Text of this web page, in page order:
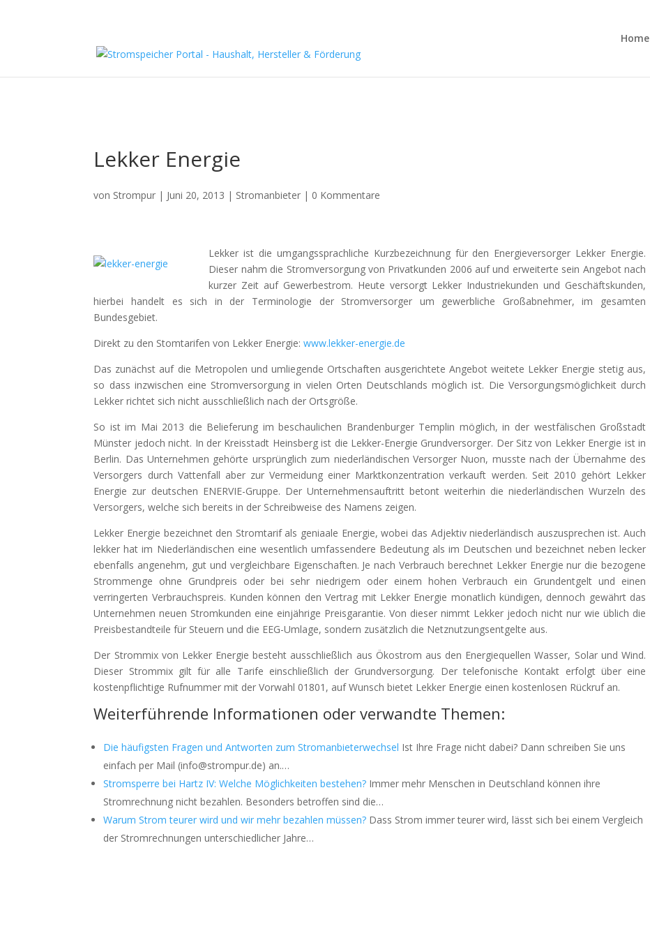
Home
Lekker Energie
von Strompur | Juni 20, 2013 | Stromanbieter | 0 Kommentare
Lekker ist die umgangssprachliche Kurzbezeichnung für den Energieversorger Lekker Energie.
Dieser nahm die Stromversorgung von Privatkunden 2006 auf und erweiterte sein Angebot nach
kurzer Zeit auf Gewerbestrom. Heute versorgt Lekker Industriekunden und Geschäftskunden,
hierbei handelt es sich in der Terminologie der Stromversorger um gewerbliche Großabnehmer, im gesamten
Bundesgebiet.
Direkt zu den Stomtarifen von Lekker Energie:www.lekker-energie.de
Das zunächst auf die Metropolen und umliegende Ortschaften ausgerichtete Angebot weitete Lekker Energie stetig aus,
so dass inzwischen eine Stromversorgung in vielen Orten Deutschlands möglich ist. Die Versorgungsmöglichkeit durch
Lekker richtet sich nicht ausschließlich nach der Ortsgröße.
So ist im Mai 2013 die Belieferung im beschaulichen Brandenburger Templin möglich, in der westfälischen Großstadt
Münster jedoch nicht. In der Kreisstadt Heinsberg ist die Lekker-Energie Grundversorger. Der Sitz von Lekker Energie ist in
Berlin. Das Unternehmen gehörte ursprünglich zum niederländischen Versorger Nuon, musste nach der Übernahme des
Versorgers durch Vattenfall aber zur Vermeidung einer Marktkonzentration verkauft werden. Seit 2010 gehört Lekker
Energie zur deutschen ENERVIE-Gruppe. Der Unternehmensauftritt betont weiterhin die niederländischen Wurzeln des
Versorgers, welche sich bereits in der Schreibweise des Namens zeigen.
Lekker Energie bezeichnet den Stromtarif als geniaale Energie, wobei das Adjektiv niederländisch auszusprechen ist. Auch
lekker hat im Niederländischen eine wesentlich umfassendere Bedeutung als im Deutschen und bezeichnet neben lecker
ebenfalls angenehm, gut und vergleichbare Eigenschaften. Je nach Verbrauch berechnet Lekker Energie nur die bezogene
Strommenge ohne Grundpreis oder bei sehr niedrigem oder einem hohen Verbrauch ein Grundentgelt und einen
verringerten Verbrauchspreis. Kunden können den Vertrag mit Lekker Energie monatlich kündigen, dennoch gewährt das
Unternehmen neuen Stromkunden eine einjährige Preisgarantie. Von dieser nimmt Lekker jedoch nicht nur wie üblich die
Preisbestandteile für Steuern und die EEG-Umlage, sondern zusätzlich die Netznutzungsentgelte aus.
Der Strommix von Lekker Energie besteht ausschließlich aus Ökostrom aus den Energiequellen Wasser, Solar und Wind.
Dieser Strommix gilt für alle Tarife einschließlich der Grundversorgung. Der telefonische Kontakt erfolgt über eine
kostenpflichtige Rufnummer mit der Vorwahl 01801, auf Wunsch bietet Lekker Energie einen kostenlosen Rückruf an.
Weiterführende Informationen oder verwandte Themen:
Die häufigsten Fragen und Antworten zum Stromanbieterwechsel Ist Ihre Frage nicht dabei? Dann schreiben Sie uns
einfach per Mail (info@strompur.de) an.…
Stromsperre bei Hartz IV: Welche Möglichkeiten bestehen? Immer mehr Menschen in Deutschland können ihre
Stromrechnung nicht bezahlen. Besonders betroffen sind die…
Warum Strom teurer wird und wir mehr bezahlen müssen? Dass Strom immer teurer wird, lässt sich bei einem Vergleich
der Stromrechnungen unterschiedlicher Jahre…